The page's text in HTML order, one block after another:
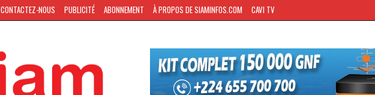
CONTACTEZ-NOUS PUBLICITÉ ABONNEMENT À PROPOS DE SIAMINFOS.COM CAVI TV